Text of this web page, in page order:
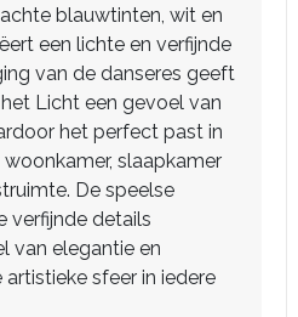
blauwtinten, wit en
een lichte en verfijnde
van de danseres geeft
Licht een gevoel van
het perfect past in
slaapkamer
De speelse
verfijnde details
van elegantie en
sfeer in iedere